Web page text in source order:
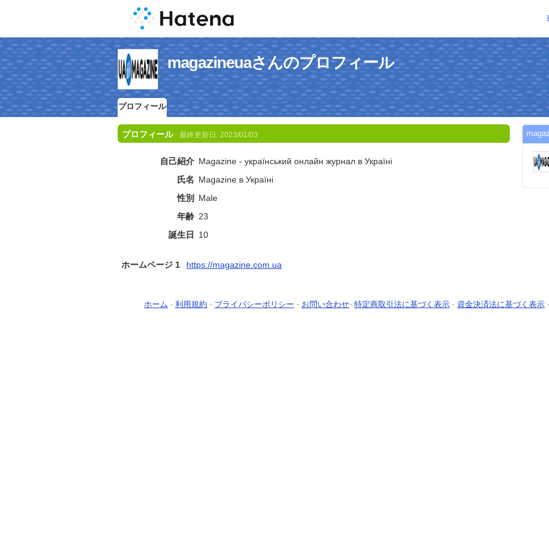
magazineuaさんのプロフィール
プロフィール
プロフィール 最終更新日: 2023/01/03
自己紹介 Magazine - український онлайн журнал в Україні
氏名 Magazine в Україні
性別
Male
年齢 23
誕生日
10
ホームページ 1 https://magazine.com.ua
ホーム - 利用規約 - プライバシーポリシー - お問い合わせ- 特定商取引法に基づく表示 - 資金決済法に基づく表示 -